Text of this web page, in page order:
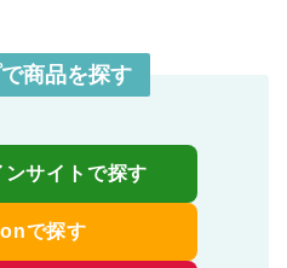
商品を探す
サイトで探す
で探す